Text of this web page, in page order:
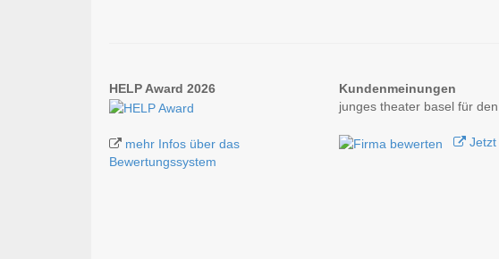
HELP Award 2026
mehr Infos über das
Bewertungssystem
Kundenmeinungen
junges theater basel für
Jetzt